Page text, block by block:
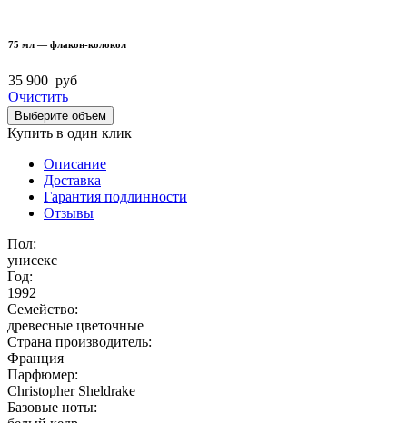
75 мл — флакон-колокол
35 900 руб
Очистить
Выберите объем
Купить в один клик
Описание
Доставка
Гарантия подлинности
Отзывы
Пол:
унисекс
Год:
1992
Семейство:
древесные цветочные
Страна производитель:
Франция
Парфюмер:
Christopher Sheldrake
Базовые ноты: